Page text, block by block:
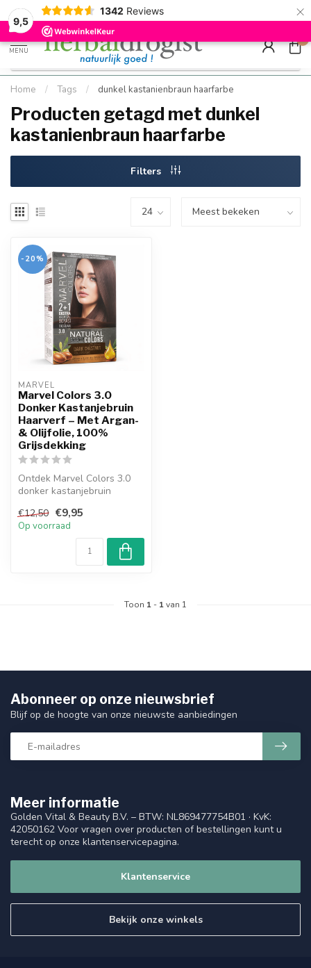
9,5
1342 Reviews ×
Kostenloser DE-Versand ab Mindestbestellwert |
Schnell geliefert
Minimum
Hızlı
MENU
0
Home / Tags / dunkel kastanienbraun haarfarbe
Producten getagd met dunkel
kastanienbraun haarfarbe
Filters
-20%
MARVEL
Marvel Colors 3.0
Donker Kastanjebruin
Haarverf – Met Argan-
& Olijfolie, 100%
Grijsdekking
Ontdek Marvel Colors 3.0
donker kastanjebruin
natuurlijke, int...
€12,50 €9,95
Op voorraad
Toon 1 - 1van 1
Meer informatie
Golden Vital & Beauty B.V. – BTW: NL869477754B01 · KvK:
42050162 Voor vragen over producten of bestellingen kunt u
terecht op onze klantenservicepagina.
Klantenservice
Bekijk onze winkels
Abonneer op onze nieuwsbrief
Blijf op de hoogte van onze nieuwste aanbiedingen